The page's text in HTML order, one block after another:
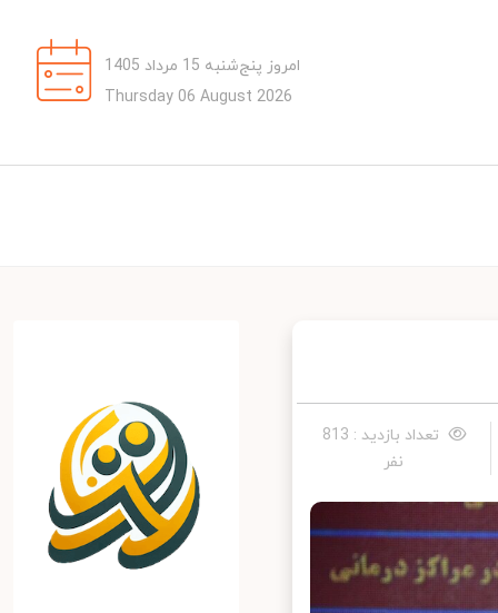
امروز پنج‌شنبه 15 مرداد 1405
Thursday 06 August 2026
تعداد بازدید : 813
نفر